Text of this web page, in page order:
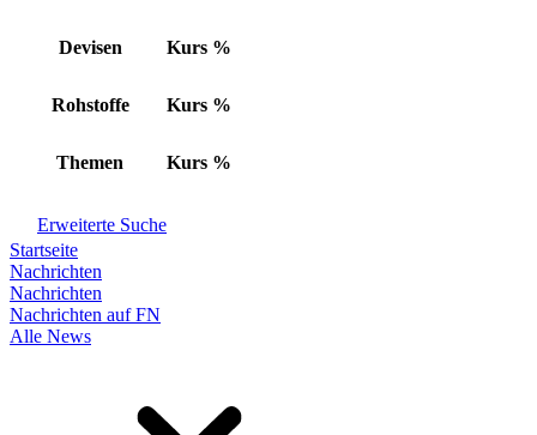
Devisen Kurs %
Rohstoffe Kurs %
Themen Kurs %
Erweiterte Suche
Startseite
Nachrichten
Nachrichten
Nachrichten auf FN
Alle News